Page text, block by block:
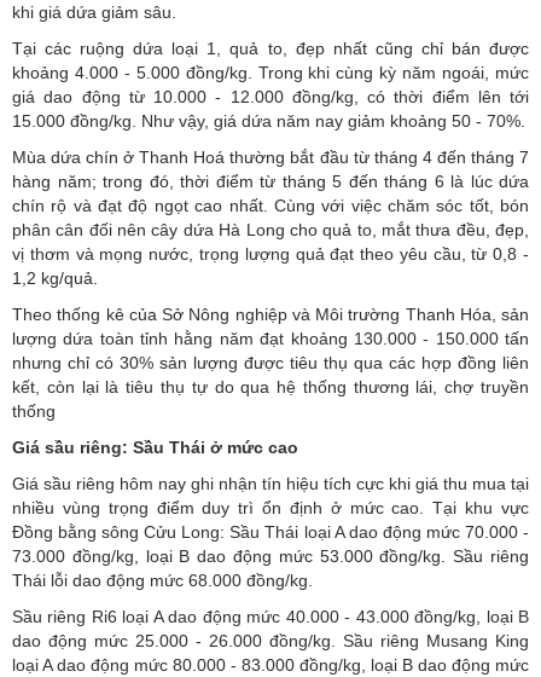
khi giá dứa giảm sâu.
Tại các ruộng dứa loại 1, quả to, đẹp nhất cũng chỉ bán được
khoảng 4.000 - 5.000 đồng/kg. Trong khi cùng kỳ năm ngoái, mức
giá dao động từ 10.000 - 12.000 đồng/kg, có thời điểm lên tới
15.000 đồng/kg. Như vậy, giá dứa năm nay giảm khoảng 50 - 70%.
Mùa dứa chín ở Thanh Hoá thường bắt đầu từ tháng 4 đến tháng 7
hàng năm; trong đó, thời điểm từ tháng 5 đến tháng 6 là lúc dứa
chín rộ và đạt độ ngọt cao nhất. Cùng với việc chăm sóc tốt, bón
phân cân đối nên cây dứa Hà Long cho quả to, mắt thưa đều, đẹp,
vị thơm và mọng nước, trọng lượng quả đạt theo yêu cầu, từ 0,8 -
1,2 kg/quả.
Theo thống kê của Sở Nông nghiệp và Môi trường Thanh Hóa, sản
lượng dứa toàn tỉnh hằng năm đạt khoảng 130.000 - 150.000 tấn
nhưng chỉ có 30% sản lượng được tiêu thụ qua các hợp đồng liên
kết, còn lại là tiêu thụ tự do qua hệ thống thương lái, chợ truyền
thống
Giá sầu riêng: Sầu Thái ở mức cao
Giá sầu riêng hôm nay ghi nhận tín hiệu tích cực khi giá thu mua tại
nhiều vùng trọng điểm duy trì ổn định ở mức cao. Tại khu vực
Đồng bằng sông Cửu Long: Sầu Thái loại A dao động mức 70.000 -
73.000 đồng/kg, loại B dao động mức 53.000 đồng/kg. Sầu riêng
Thái lỗi dao động mức 68.000 đồng/kg.
Sầu riêng Ri6 loại A dao động mức 40.000 - 43.000 đồng/kg, loại B
dao động mức 25.000 - 26.000 đồng/kg. Sầu riêng Musang King
loại A dao động mức 80.000 - 83.000 đồng/kg, loại B dao động mức